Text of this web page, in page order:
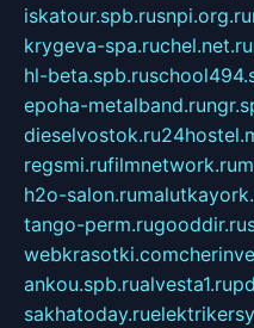
iskatour.spb.rusnpi.org.ru
krygeva-spa.ruchel.net.ru
hl-beta.spb.ru
epoha-metalband.ru
dieselvostok.ru
regsmi.rufilmnetwork.ru
h2o-salon.ru
tango-perm.rugooddir.ru
webkrasotki.com
ankou.spb.rualvesta1.ru
sakhatoday.ru